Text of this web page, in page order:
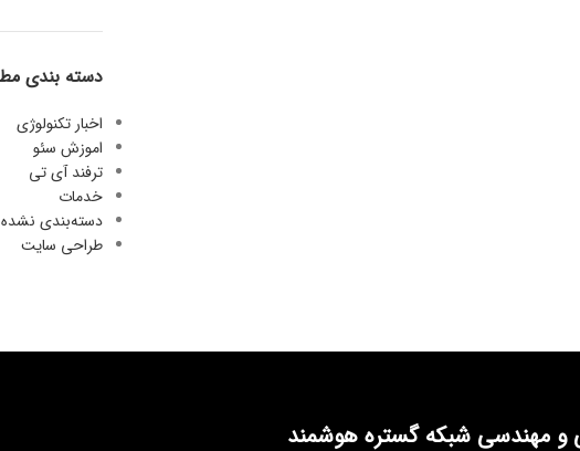
دسته بندی
اخبار تکنولوژی
اموزش سئو
ترفند آی تی
خدمات
دسته‌بندی نشده
طراحی سایت
و مهندسی شبکه گستره هوشمند